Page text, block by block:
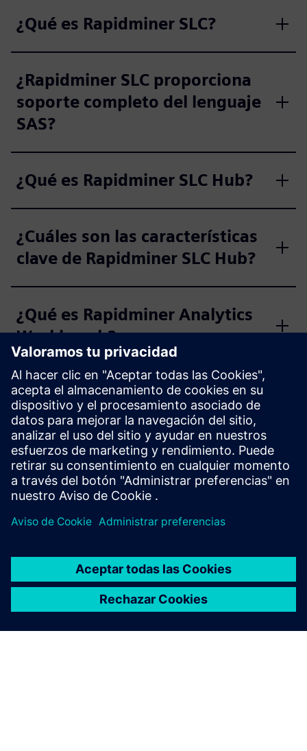
¿Qué es Rapidminer SLC?
¿Rapidminer SLC proporciona
soporte completo del lenguaje
SAS?
¿Qué es Rapidminer SLC Hub?
¿Cuáles son las características
clave de Rapidminer SLC Hub?
¿Qué es Rapidminer Analytics
Workbench?
¿Cuáles son algunas de las
características clave de
Rapidminer Analytics
Workbench?